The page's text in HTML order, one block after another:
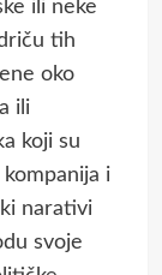
ili neke
tih
oko
ili
koji su
i
narativi
svoje